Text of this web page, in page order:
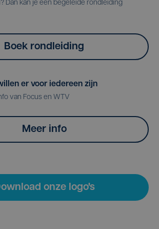
Dan kan je een begeleide rondleiding
Boek rondleiding
er voor iedereen zijn
van Focus en WTV
Meer info
onze logo's